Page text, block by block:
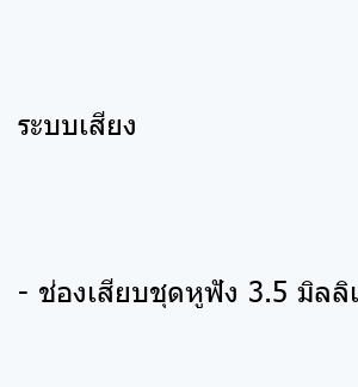
ระบบเสียง
- ช่องเสียบชุดหูฟัง 3.5 มิลลิ